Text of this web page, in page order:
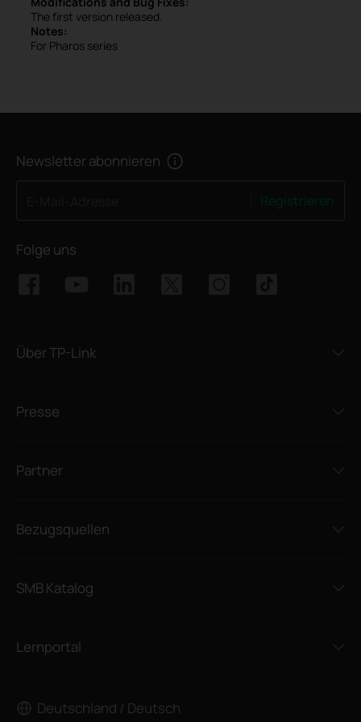
The first version released.
Notes:
For Pharos series
Newsletter abonnieren
Folge uns
Über TP-Link
Presse
Partner
Bezugsquellen
SMB Katalog
Lernportal
Deutschland / Deutsch